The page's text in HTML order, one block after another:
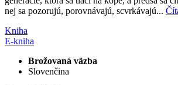
nej sa pozorujú, porovnávajú, scvrkávajú...
Kniha
E-kniha
Brožovaná väzba
Slovenčina